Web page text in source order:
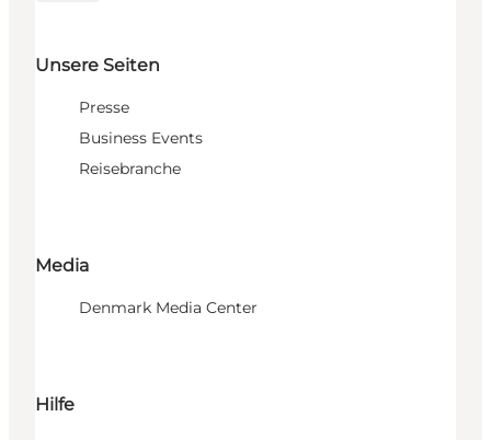
Unsere Seiten
Presse
Business Events
Reisebranche
Media
Denmark Media Center
Hilfe